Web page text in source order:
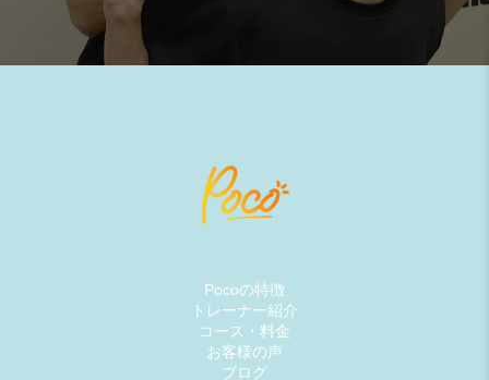
Pocoの特徴
トレーナー紹介
コース・料金
お客様の声
ブログ